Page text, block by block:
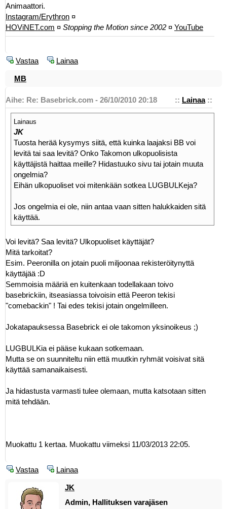
Animaattori.
Instagram/Erythron ¤
HOViNET.com ¤ Stopping the Motion since 2002 ¤ YouTube
Vastaa Lainaa
MB
:: Lainaa::
Aihe: Re: Basebrick.com - 26/10/2010 20:18
Lainaus
JK
Tuosta herää kysymys siitä, että kuinka laajaksi BB voi
levitä tai saa levitä? Onko Takomon ulkopuolisista
käyttäjistä haittaa meille? Hidastuuko sivu tai jotain muuta
ongelmia?
Eihän ulkopuoliset voi mitenkään sotkea LUGBULKeja?
Jos ongelmia ei ole, niin antaa vaan sitten halukkaiden sitä
käyttää.
Voi levitä? Saa levitä? Ulkopuoliset käyttäjät?
Mitä tarkoitat?
Esim. Peeronilla on jotain puoli miljoonaa rekisteröitynyttä
käyttäjää :D
Semmoisia määriä en kuitenkaan todellakaan toivo
basebrickiin, itseasiassa toivoisin että Peeron tekisi
"comebackin" ! Tai edes tekisi jotain ongelmilleen.
Jokatapauksessa Basebrick ei ole takomon yksinoikeus ;)
LUGBULKia ei pääse kukaan sotkemaan.
Mutta se on suunniteltu niin että muutkin ryhmät voisivat sitä
käyttää samanaikaisesti.
Ja hidastusta varmasti tulee olemaan, mutta katsotaan sitten
mitä tehdään.
Muokattu 1 kertaa. Muokattu viimeksi 11/03/2013 22:05.
Vastaa Lainaa
JK
Admin, Hallituksen varajäsen